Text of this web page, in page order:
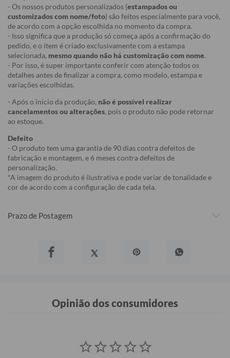
- Os nossos produtos personalizados (estampados ou
customizados com nome/foto) são feitos especialmente para você,
de acordo com a opção escolhida no momento da compra.
- Isso significa que a produção só começa após a confirmação do
pedido, e o item é criado exclusivamente com a estampa
selecionada, mesmo quando não há customização com nome.
- Por isso, é super importante conferir com atenção todos os
detalhes antes de finalizar a compra, como modelo, estampa e
variações escolhidas.
- Após o início da produção, não é possível realizar
cancelamentos ou alterações, pois o produto não pode retornar
ao estoque.
Defeito
- O produto tem uma garantia de 90 dias contra defeitos de
fabricação e montagem, e 6 meses contra defeitos de
personalização.
*A imagem do produto é ilustrativa e pode variar de tonalidade e
cor de acordo com a configuração de cada tela.
Prazo de Postagem
Opinião dos consumidores